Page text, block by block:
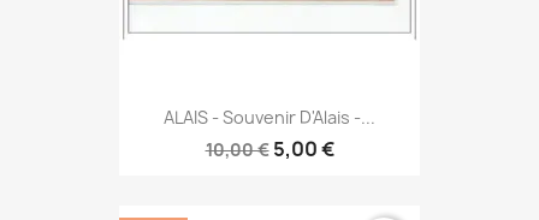
ALAIS - Souvenir D'Alais -...
10,00 € 5,00 €